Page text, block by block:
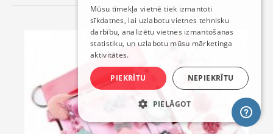
ENGLISH
Mūsu tīmekļa vietnē tiek izmantoti
sīkdatnes, lai uzlabotu vietnes tehnisku
darbību, analizētu vietnes izmantošanas
statistiku, un uzlabotu mūsu mārketinga
aktivitātes.
PIEKRĪTU NEPIEKRĪTU
PIELĀGOT